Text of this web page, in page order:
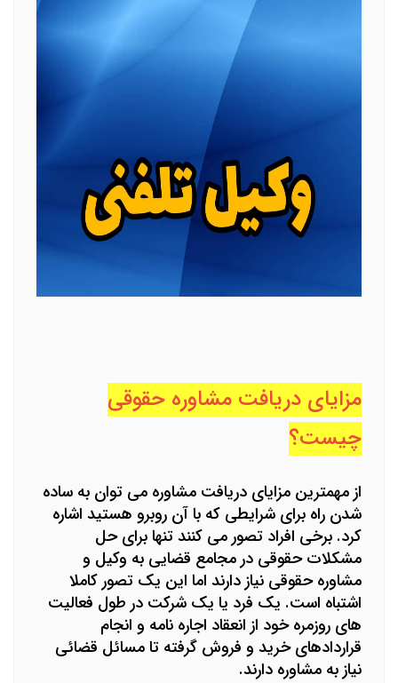
مزایای دریافت مشاوره حقوقی
چیست؟
از مهمترین مزایای دریافت مشاوره می توان به ساده
شدن راه برای شرایطی که با آن روبرو هستید اشاره
کرد. برخی افراد تصور می کنند تنها برای حل
مشکلات حقوقی در مجامع قضایی به وکیل و
مشاوره حقوقی نیاز دارند اما این یک تصور کاملا
اشتباه است. یک فرد یا یک شرکت در طول فعالیت
های روزمره خود از انعقاد اجاره نامه و انجام
قراردادهای خرید و فروش گرفته تا مسائل قضائی
نیاز به مشاوره دارند.